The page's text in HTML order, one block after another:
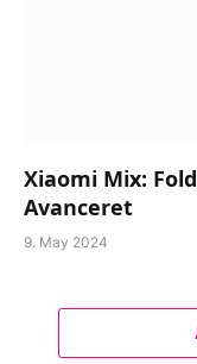
Xiaomi Mix:
Avanceret
9. May 2024